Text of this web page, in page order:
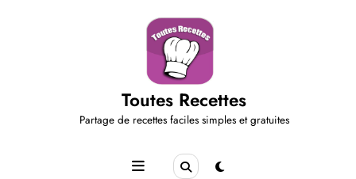
Toutes Recettes
Partage de recettes faciles simples et gratuites